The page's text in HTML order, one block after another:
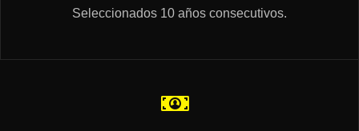
Seleccionados 10 años consecutivos.